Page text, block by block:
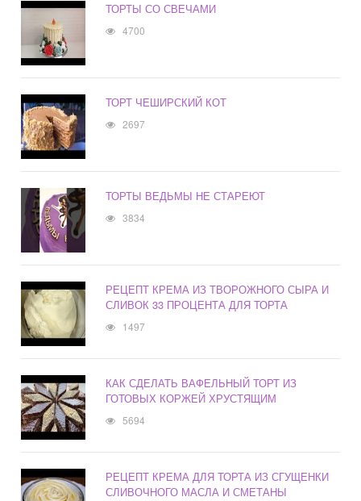
ТОРТЫ СО СВЕЧАМИ
4700
ТОРТ ЧЕШИРСКИЙ КОТ
2697
ТОРТЫ ВЕДЬМЫ НЕ СТАРЕЮТ
3834
РЕЦЕПТ КРЕМА ИЗ ТВОРОЖНОГО СЫРА И
СЛИВОК 33 ПРОЦЕНТА ДЛЯ ТОРТА
1497
КАК СДЕЛАТЬ ВАФЕЛЬНЫЙ ТОРТ ИЗ
ГОТОВЫХ КОРЖЕЙ ХРУСТЯЩИМ
5694
РЕЦЕПТ КРЕМА ДЛЯ ТОРТА ИЗ СГУЩЕНКИ
СЛИВОЧНОГО МАСЛА И СМЕТАНЫ